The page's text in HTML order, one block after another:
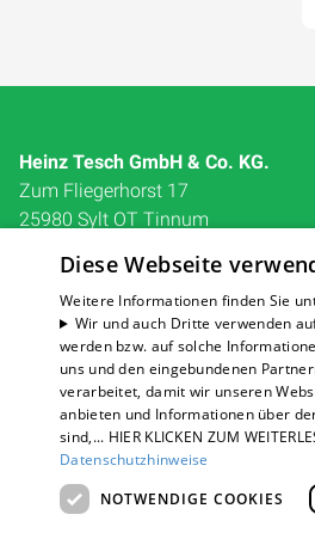
Heinz Tesch GmbH & Co. KG.
Zum Fliegerhorst 17
25980 Sylt OT Tinnum
04651 32151
Impressum
Barrierefreiheitserklärung
Datenschutzerklärung
AGB
Diese Webseite
Weitere Informationen finden Sie
Wir und auch Dritte verwenden
werden bzw. auf solche
uns und den eingebundenen
verarbeitet, damit wir unseren
anbieten und Informationen über
sind,... HIER KLICKEN ZUM
Datenschutzhinweise
NOTWENDIGE COOKIES